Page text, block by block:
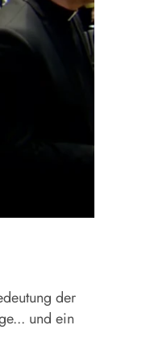
der
und ein